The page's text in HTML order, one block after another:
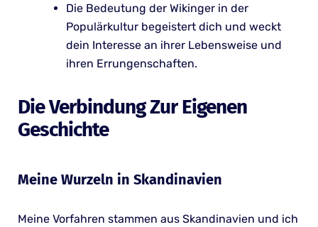
Die Bedeutung der Wikinger in der
Populärkultur begeistert dich und weckt
dein Interesse an ihrer Lebensweise und
ihren Errungenschaften.
Die Verbindung Zur Eigenen
Geschichte
Meine Wurzeln in Skandinavien
Meine Vorfahren stammen aus Skandinavien und ich